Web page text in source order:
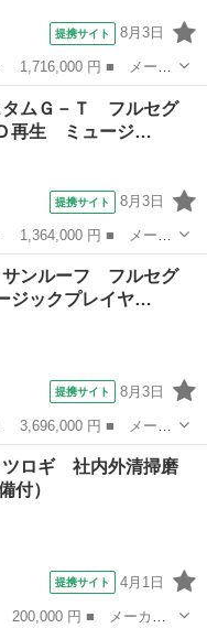
提携サイト 8月3日
レード名： Ｇ ＬＥ
ＶＤ再生 ミュージッ
タムＧ－Ｔ フルセグ
再生 ミュージ…
提携サイト 8月3日
レード名： カスタム
ミュージックプレイ
サンルーフ フルセグ
ジックプレイヤ…
提携サイト 8月3日
レード名： Ｚ サン
ックプレイヤー接続可
ロギ 社内外清掃磨
付）
提携サイト 4月1日